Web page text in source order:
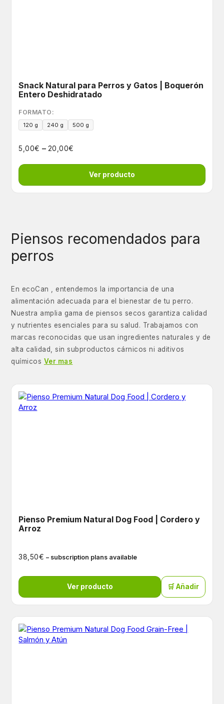
Snack Natural para Perros y Gatos | Boquerón
Entero Deshidratado
FORMATO:
120 g 240 g 500 g
5,00€ – 20,00€
Ver producto
Piensos recomendados para
perros
En ecoCan , entendemos la importancia de una
alimentación adecuada para el bienestar de tu perro.
Nuestra amplia gama de piensos secos garantiza calidad
y nutrientes esenciales para su salud. Trabajamos con
marcas reconocidas que usan ingredientes naturales y de
alta calidad, sin subproductos cárnicos ni aditivos
químicos Ver mas
Pienso Premium Natural Dog Food | Cordero y
Arroz
38,50€ – subscription plans available
Ver producto 🛒 Añadir